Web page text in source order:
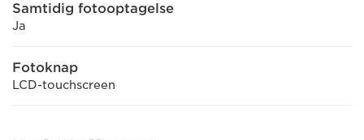
Samtidig fotooptagelse
Ja
Fotoknap
LCD-touchscreen